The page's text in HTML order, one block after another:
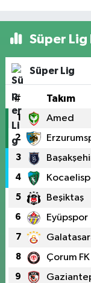
Süper Lig
Süper Lig
# Takım
1 Amed
2
3
4
5 Beşiktaş
6 Eyüpspor
7
8 Çorum FK
9